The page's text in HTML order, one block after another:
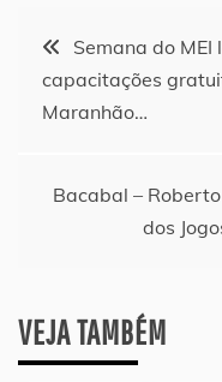
Navegação
de
Semana do
capacitações
Maranhão…
Bacabal –
dos
VEJA TAMBÉM